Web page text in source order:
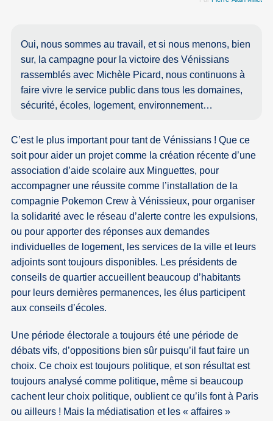
Oui, nous sommes au travail, et si nous menons, bien
sur, la campagne pour la victoire des Vénissians
rassemblés avec Michèle Picard, nous continuons à
faire vivre le service public dans tous les domaines,
sécurité, écoles, logement, environnement…
C’est le plus important pour tant de Vénissians ! Que ce
soit pour aider un projet comme la création récente d’une
association d’aide scolaire aux Minguettes, pour
accompagner une réussite comme l’installation de la
compagnie Pokemon Crew à Vénissieux, pour organiser
la solidarité avec le réseau d’alerte contre les expulsions,
ou pour apporter des réponses aux demandes
individuelles de logement, les services de la ville et leurs
adjoints sont toujours disponibles. Les présidents de
conseils de quartier accueillent beaucoup d’habitants
pour leurs dernières permanences, les élus participent
aux conseils d’écoles.
Une période électorale a toujours été une période de
débats vifs, d’oppositions bien sûr puisqu’il faut faire un
choix. Ce choix est toujours politique, et son résultat est
toujours analysé comme politique, même si beaucoup
cachent leur choix politique, oublient ce qu’ils font à Paris
ou ailleurs ! Mais la médiatisation et les « affaires »